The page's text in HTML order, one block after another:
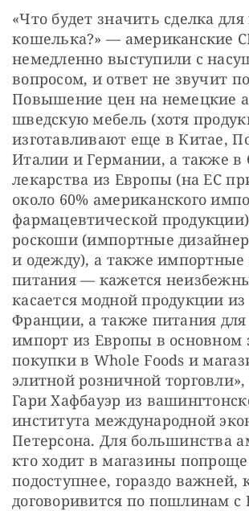
«Что будет значить сделка
кошелька?» — американские
немедленно выступили с
вопросом, и ответ не звучит
Повышение цен на немецкие
шведскую мебель (хотя
изготавливают еще в Китае,
Италии и Германии, а также
лекарства из Европы (на ЕС
около 60% американского
фармацевтической
роскоши (импортные
и одежду), а также импортные
питания — кажется
касается модной продукции
Франции, а также питания для
импорт из Европы в основном
покупки в Whole Foods и
элитной розничной
Гари Хафбауэр из
института международной
Петерсона. Для большинства
кто ходит в магазины
подоступнее, гораздо важней,
договоривится по пошлинам с